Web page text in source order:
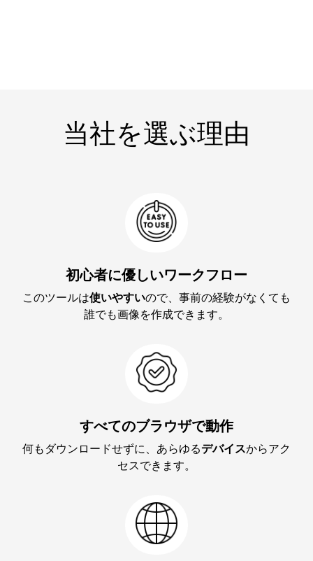
当社を選ぶ理由
初心者に優しいワークフロー
このツールは使いやすいので、事前の経験がなくても
誰でも画像を作成できます。
すべてのブラウザで動作
何もダウンロードせずに、あらゆるデバイスからアク
セスできます。